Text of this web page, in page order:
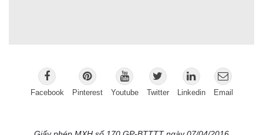
Facebook Pinterest Youtube Twitter Linkedin Email